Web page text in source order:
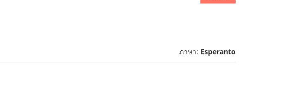
ภาษา: Esperanto